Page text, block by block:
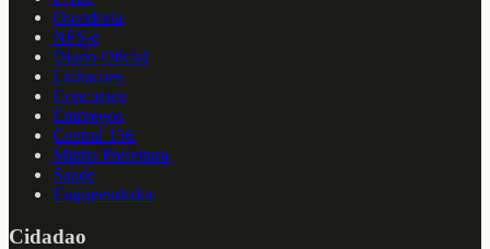
Ouvidoria
NFS-e
Diario Oficial
Licitacoes
Concursos
Empregos
Central 156
Minha Prefeitura
Saude
Empreendedor
Cidadao